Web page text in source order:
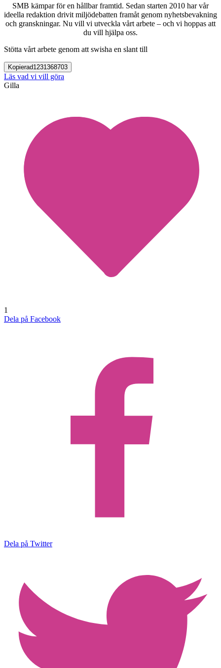
SMB kämpar för en hållbar framtid. Sedan starten 2010 har vår
ideella redaktion drivit miljödebatten framåt genom nyhetsbevakning
och granskningar. Nu vill vi utveckla vårt arbete – och vi hoppas att
du vill hjälpa oss.
Stötta vårt arbete genom att swisha en slant till
Kopierad1231368703
Läs vad vi vill göra
Gilla
1
Dela på Facebook
Dela på Twitter